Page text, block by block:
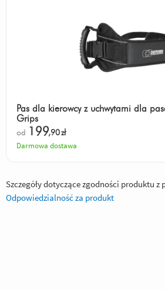
Pas dla kierowcy z uchwytami dla
Grips
od 199,90zł
Darmowa dostawa
Szczegóły dotyczące zgodności produktu z
Odpowiedzialność za produkt